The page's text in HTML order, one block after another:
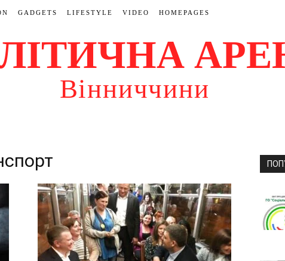
GADGETS LIFESTYLE VIDEO HOMEPAGES
Вінниччини